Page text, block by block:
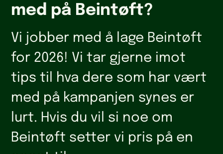
med på Beintøft?
Vi jobber med å lage Beintøft
for 2026! Vi tar gjerne imot
tips til hva dere som har vært
med på kampanjen synes er
lurt. Hvis du vil si noe om
Beintøft setter vi pris på en